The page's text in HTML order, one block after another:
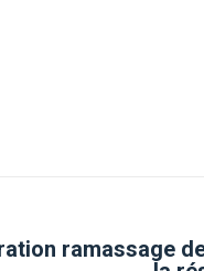
ramassage